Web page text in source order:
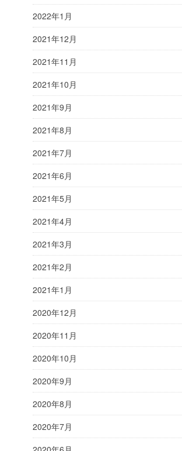
2022年1月
2021年12月
2021年11月
2021年10月
2021年9月
2021年8月
2021年7月
2021年6月
2021年5月
2021年4月
2021年3月
2021年2月
2021年1月
2020年12月
2020年11月
2020年10月
2020年9月
2020年8月
2020年7月